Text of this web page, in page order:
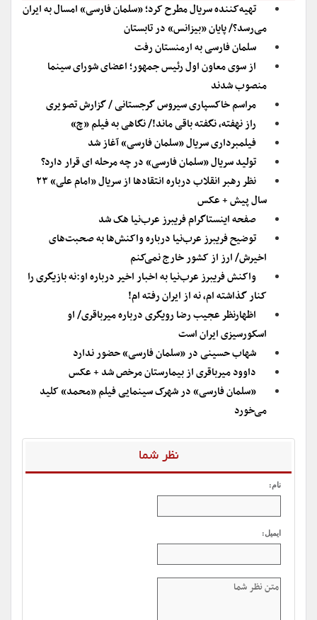
تهیه‌کننده سریال مطرح کرد؛ «سلمان فارسی» امسال به ایران
می‌رسد؟/ پایان «بیزانس» در تابستان
سلمان فارسی به ارمنستان رفت
از سوی معاون اول رئیس جمهور؛ اعضای شورای سینما
منصوب شدند
مراسم خاکسپاری سیروس گرجستانی / گزارش تصویری
راز نهفته، نگفته باقی ماند!/ نگاهی به فیلم «چ»
فیلمبرداری سریال «سلمان فارسی» آغاز شد
تولید سریال «سلمان فارسی» در چه مرحله ای قرار دارد؟
نظر رهبر انقلاب درباره انتقادها از سریال «امام علی» ۲۳
سال پیش + عکس
صفحه اینستاگرام فریبرز عرب‌نیا هک شد
توضیح فریبرز عرب‌نیا درباره واکنش‌ها به صحبت‌های
اخیرش/ ارز از کشور خارج نمی‌کنم
واکنش فریبرز عرب‌نیا به اخبار اخیر درباره او:نه بازیگری را
کنار گذاشته ام، نه از ایران رفته ام!
اظهارنظر عجیب رضا رویگری درباره میرباقری/ او
اسکورسیزی ایران است
شهاب حسینی در «سلمان فارسی» حضور ندارد
داوود میرباقری از بیمارستان مرخص شد + عکس
«سلمان فارسی» در شهرک سینمایی فیلم «محمد» کلید
می‌خورد
نظر شما
نام:
ایمیل: